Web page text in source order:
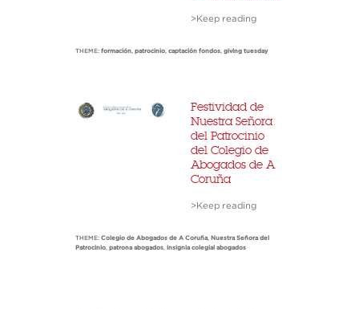
>Keep reading
THEME: formación, patrocinio, captación fondos, giving tuesday
Festividad de
Nuestra Señora
del Patrocinio
del Colegio de
Abogados de A
Coruña
>Keep reading
THEME: Colegio de Abogados de A Coruña, Nuestra Señora del
Patrocinio, patrona abogados, insignia colegial abogados